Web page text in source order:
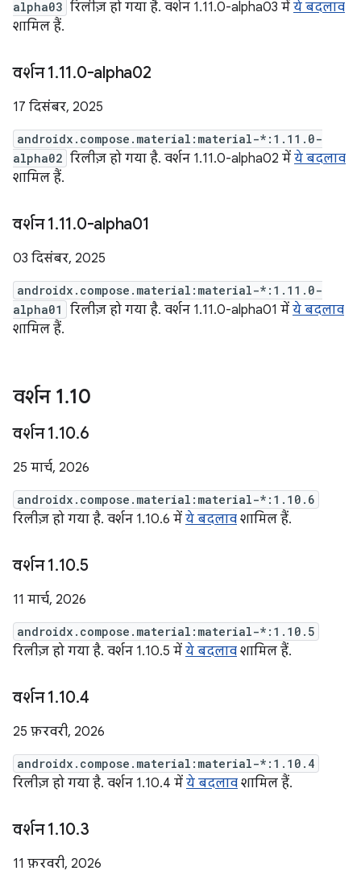
alpha03 रिलीज़ हो गया है. वर्शन 1.11.0-alpha03 में ये बदलाव
शामिल हैं.
वर्शन 1.11.0-alpha02
17 दिसंबर, 2025
androidx.compose.material:material-*:1.11.0-
alpha02 रिलीज़ हो गया है. वर्शन 1.11.0-alpha02 में ये बदलाव
शामिल हैं.
वर्शन 1.11.0-alpha01
03 दिसंबर, 2025
androidx.compose.material:material-*:1.11.0-
alpha01
रिलीज़ हो गया है. वर्शन 1.11.0-alpha01 में ये बदलाव
शामिल हैं.
वर्शन 1.10
वर्शन 1.10.6
25 मार्च, 2026
androidx.compose.material:material-*:1.10.6
रिलीज़ हो गया है. वर्शन 1.10.6 में ये बदलाव शामिल हैं.
वर्शन 1.10.5
11 मार्च, 2026
androidx.compose.material:material-*:1.10.5
रिलीज़ हो गया है. वर्शन 1.10.5 में ये बदलाव शामिल हैं.
वर्शन 1.10.4
25 फ़रवरी, 2026
androidx.compose.material:material-*:1.10.4
रिलीज़ हो गया है. वर्शन 1.10.4 में ये बदलाव शामिल हैं.
वर्शन 1.10.3
11 फ़रवरी, 2026